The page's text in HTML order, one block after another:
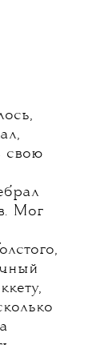
свою
Мог